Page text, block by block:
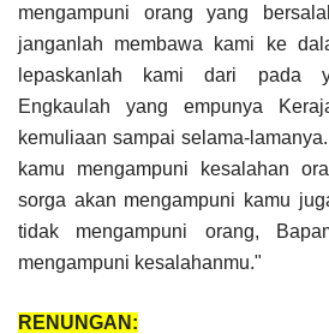
mengampuni orang yang
janganlah membawa kami ke
lepaskanlah kami dari pada
Engkaulah yang empunya
kemuliaan sampai selama-
kamu mengampuni kesalahan
sorga akan mengampuni kamu
tidak mengampuni orang,
mengampuni kesalahanmu."
RENUNGAN: